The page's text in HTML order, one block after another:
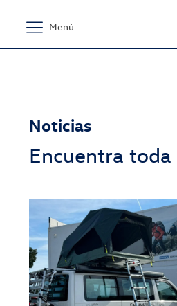
Menú
Noticias
Encuentra toda